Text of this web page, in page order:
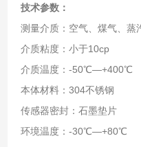
技术参数：
测量介质：空气、煤气、蒸
介质粘度：小于10cp
介质温度：-50℃—+400℃
本体材料：304不锈钢
传感器密封：石墨垫片
环境温度：-30℃—+80℃